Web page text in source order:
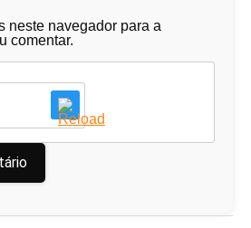
neste navegador para a
comentar.